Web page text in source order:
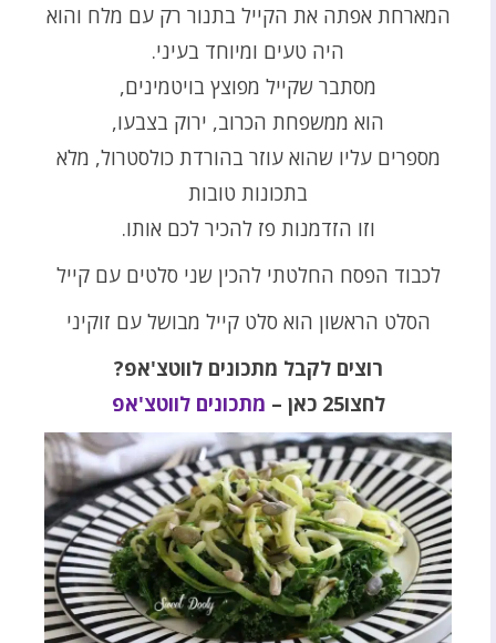
המארחת אפתה את הקייל בתנור רק עם מלח והוא
היה טעים ומיוחד בעיני.
מסתבר שקייל מפוצץ בויטמינים,
הוא ממשפחת הכרוב, ירוק בצבעו,
מספרים עליו שהוא עוזר בהורדת כולסטרול, מלא
בתכונות טובות
וזו הזדמנות פז להכיר לכם אותו.
לכבוד הפסח החלטתי להכין שני סלטים עם קייל
הסלט הראשון הוא סלט קייל מבושל עם זוקיני
רוצים לקבל מתכונים לווטצ'אפ?
לחצו25 כאן –
מתכונים לווטצ'אפ